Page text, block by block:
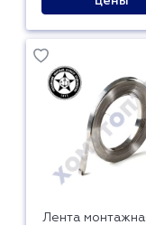
Лента